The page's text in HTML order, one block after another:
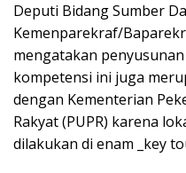
Deputi Bidang Sumber
Kemenparekraf/
mengatakan
kompetensi ini juga
dengan Kementerian
Rakyat (PUPR) karena
dilakukan di enam _key